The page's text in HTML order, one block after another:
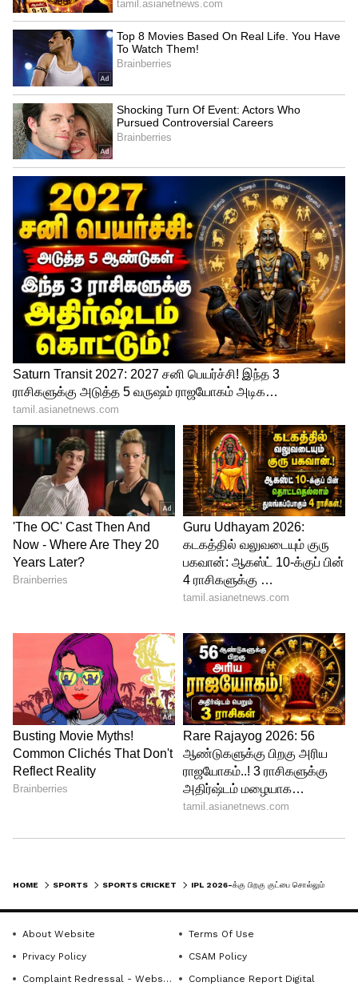
தத்தளிக்கும் சிஎஸ்கே!
IPL 2026: CSK vs SRH: இம்பேக்ட்
பிளேயராக தோனி? மேட்ச் வின்னர்
கம்பேக்! சிஎஸ்கே பிளேயிங் லெவன்!
3
5
Image Credit :ANI
சுனில் நரைன்
இந்தப் பட்டியலில் அனைவருக்கும் அதிர்ச்சி
அளிக்கும் பெயர் வெஸ்ட் இண்டீஸின்
லெஜண்டரி டி20 ஸ்பின்னர் சுனில் நரைன்.
இந்த சீசனில்தான் நரைன் ஐபிஎல்-லில் 200
விக்கெட்டுகள் என்ற மைல்கல்லை
எட்டினார். அதுமட்டுமின்றி, ஐபிஎல்-லில் 200
போட்டிகளில் விளையாடிய முதல்
வெளிநாட்டு வீரர் என்ற சாதனையையும்
படைத்துள்ளார். 37 வயதிலும் நரைன் தனது
ஸ்பின் மேஜிக்கால் மிரட்டி வருகிறார்.
ஆனால், இந்த சீசனின் வெற்றியுடன்
ஐபிஎல்-க்கு குட்பை சொல்ல நரேன் முடிவு
செய்துள்ளதாகக் கூறப்படுகிறது.
5
HOME SPORTS SPORTS CRICKET
About Website
Terms Of Use
Privacy Policy
CSAM Policy
Complaint Redressal - Website
Compliance Report Digital